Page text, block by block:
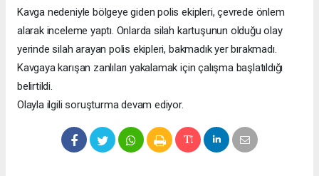
Kavga nedeniyle bölgeye giden polis ekipleri, çevrede önlem
alarak inceleme yaptı. Onlarda silah kartuşunun olduğu olay
yerinde silah arayan polis ekipleri, bakmadık yer bırakmadı.
Kavgaya karışan zanlıları yakalamak için çalışma başlatıldığı
belirtildi.
Olayla ilgili soruşturma devam ediyor.